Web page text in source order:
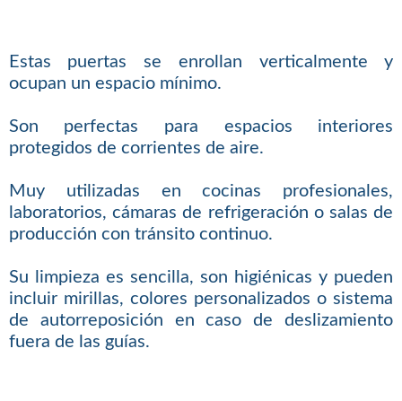
Estas puertas se enrollan verticalmente y
ocupan un espacio mínimo.
Son perfectas para espacios interiores
protegidos de corrientes de aire.
Muy utilizadas en cocinas profesionales,
laboratorios, cámaras de refrigeración o salas de
producción con tránsito continuo.
Su limpieza es sencilla, son higiénicas y pueden
incluir mirillas, colores personalizados o sistema
de autorreposición en caso de deslizamiento
fuera de las guías.